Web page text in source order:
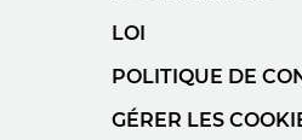
LOI
POLITIQUE DE
GÉRER LES